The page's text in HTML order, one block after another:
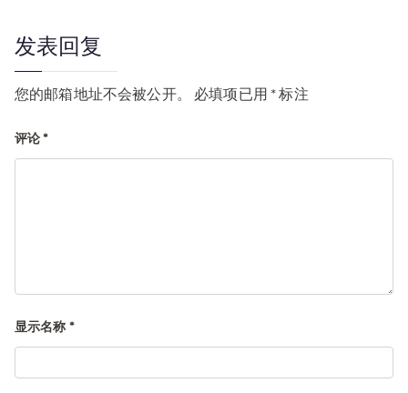
航
发表回复
您的邮箱地址不会被公开。 必填项已用 *标注
评论*
显示名称 *